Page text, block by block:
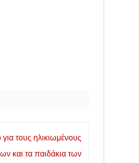
τους ηλικιωμένους
και τα παιδάκια των